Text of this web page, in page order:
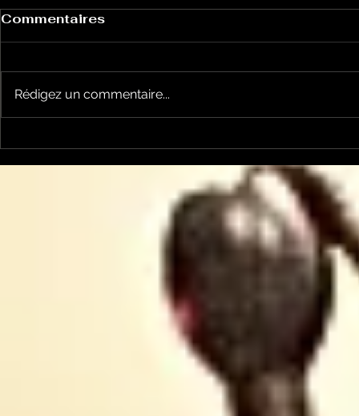
contestations à Foix
sera
élections
Commentaires
Rédigez un commentaire...